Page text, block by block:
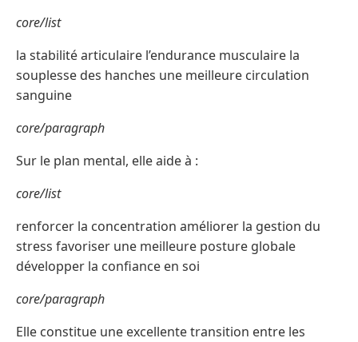
core/list
la stabilité articulaire l’endurance musculaire la
souplesse des hanches une meilleure circulation
sanguine
core/paragraph
Sur le plan mental, elle aide à :
core/list
renforcer la concentration améliorer la gestion du
stress favoriser une meilleure posture globale
développer la confiance en soi
core/paragraph
Elle constitue une excellente transition entre les